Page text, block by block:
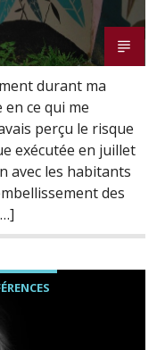
durant ma
ce qui me
perçu le risque
exécutée en juillet
avec les habitants
des